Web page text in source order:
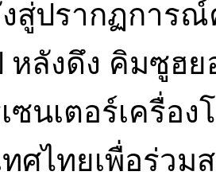
สู่ปรากฏการ
ลังดึง คิมซูฮย
ซนเตอร์เครื่อ
ทศไทยเพื่อร่ว